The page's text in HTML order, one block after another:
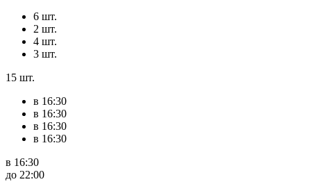
6 шт.
2 шт.
4 шт.
3 шт.
15 шт.
в 16:30
в 16:30
в 16:30
в 16:30
в 16:30
до 22:00